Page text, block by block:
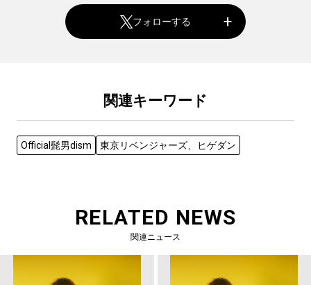
フォローする
関連キーワード
Official髭男dism 東京リベンジャーズ、ヒゲダン
RELATED NEWS
関連ニュース